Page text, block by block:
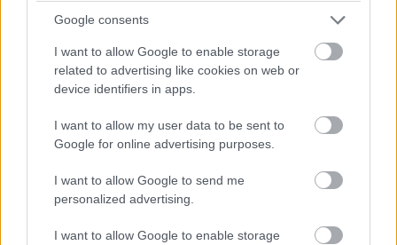
Google consents
I want to allow Google to enable storage
related to advertising like cookies on web or
device identifiers in apps.
I want to allow my user data to be sent to
Google for online advertising purposes.
I want to allow Google to send me
personalized advertising.
I want to allow Google to enable storage